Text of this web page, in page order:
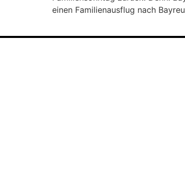
einen Familienausflug nach